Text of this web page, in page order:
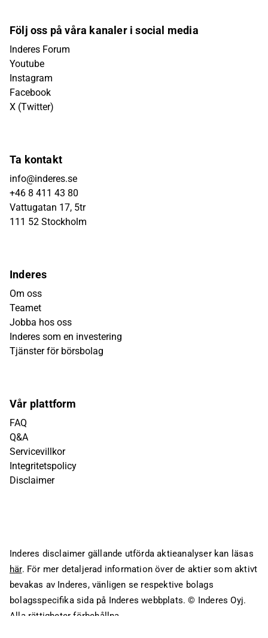
Följ oss på våra kanaler i social media
Inderes Forum
Youtube
Instagram
Facebook
X (Twitter)
Ta kontakt
info@inderes.se
+46 8 411 43 80
Vattugatan 17, 5tr
111 52 Stockholm
Inderes
Om oss
Teamet
Jobba hos oss
Inderes som en investering
Tjänster för börsbolag
Vår plattform
FAQ
Q&A
Servicevillkor
Integritetspolicy
Disclaimer
Inderes disclaimer gällande utförda aktieanalyser kan läsas
här. För mer detaljerad information över de aktier som aktivt
bevakas av Inderes, vänligen se respektive bolags
bolagsspecifika sida på Inderes webbplats. © Inderes Oyj.
Alla rättigheter förbehållna.